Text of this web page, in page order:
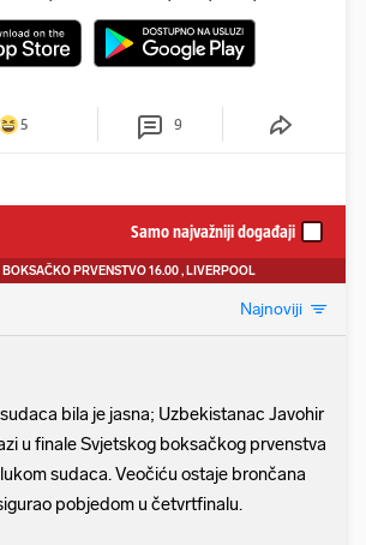
5 9
Samo najvažniji događaji
BOKSAČKO PRVENSTVO 16.00 , LIVERPOOL
Najnoviji
bila je jasna; Uzbekistanac Javohir
u finale Svjetskog boksačkog prvenstva
sudaca. Veočiću ostaje brončana
pobjedom u četvrtfinalu.